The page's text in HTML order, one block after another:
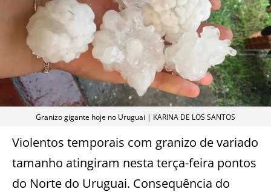
Granizo gigante hoje no Uruguai | KARINA DE LOS SANTOS
Violentos temporais com granizo de variado
tamanho atingiram nesta terça-feira pontos
do Norte do Uruguai. Consequência do